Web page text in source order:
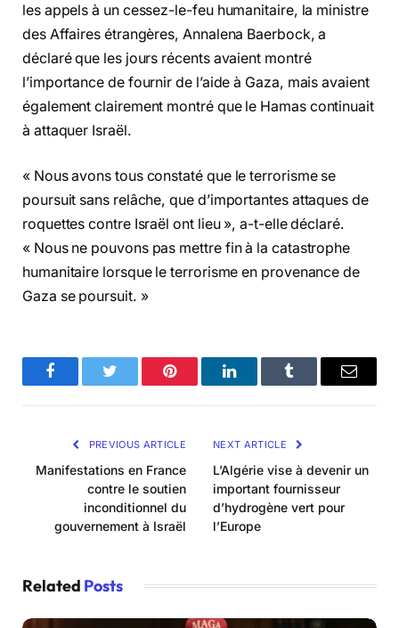
les appels à un cessez-le-feu humanitaire, la ministre
des Affaires étrangères, Annalena Baerbock, a
déclaré que les jours récents avaient montré
l’importance de fournir de l’aide à Gaza, mais avaient
également clairement montré que le Hamas continuait
à attaquer Israël.
« Nous avons tous constaté que le terrorisme se
poursuit sans relâche, que d’importantes attaques de
roquettes contre Israël ont lieu », a-t-elle déclaré.
« Nous ne pouvons pas mettre fin à la catastrophe
humanitaire lorsque le terrorisme en provenance de
Gaza se poursuit. »
FacebookTwitter Pinterest LinkedInTumblr Email
PREVIOUS ARTICLE
Manifestations en France
contre le soutien
inconditionnel du
gouvernement à Israël
NEXT ARTICLE
L’Algérie vise à devenir un
important fournisseur
d’hydrogène vert pour
l’Europe
Related Posts